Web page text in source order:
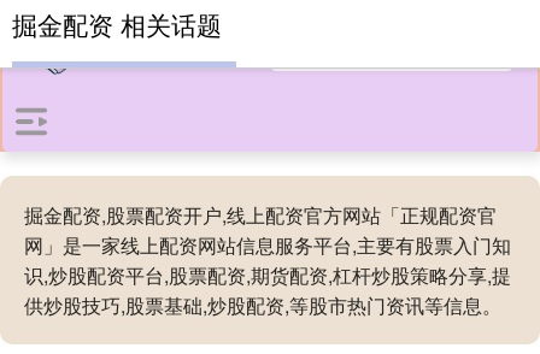
掘金配资,股票配资开户,线上配资官方网站「正规配资官
网」是一家线上配资网站信息服务平台,主要有股票入门知
识,炒股配资平台,股票配资,期货配资,杠杆炒股策略分享,提
供炒股技巧,股票基础,炒股配资,等股市热门资讯等信息。
掘金配资 相关话题